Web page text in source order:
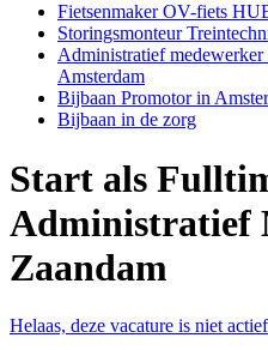
Fietsenmaker OV-fiets
Storingsmonteur
Administratief
Amsterdam
Bijbaan Promotor in
Bijbaan in de zorg
Start als
Administratief
Zaandam
Helaas, deze vacature is niet